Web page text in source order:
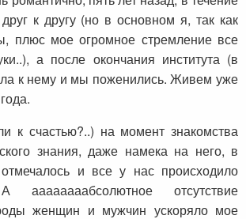
к другу (но в основном я, так как
плюс мое огромное стремление все
а после окончания института (в
к нему и мы поженились. Живем уже
к счастью?..) на момент знакомства
знания, даже намека на него, в
и все у нас происходило
аааааааабсолютное отсутствие
женщин и мужчин ускоряло мое